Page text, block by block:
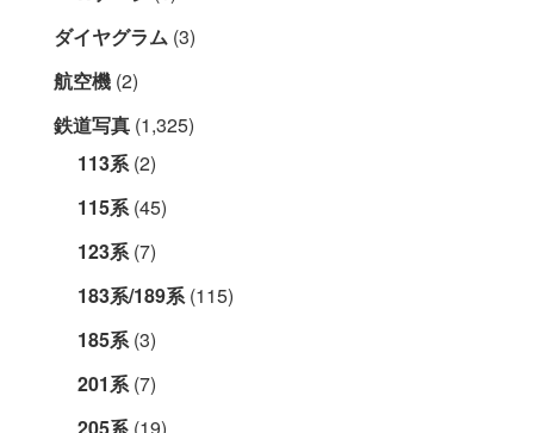
ダイヤグラム (3)
航空機 (2)
鉄道写真 (1,325)
113系(2)
115系(45)
123系(7)
183系/189系(115)
185系(3)
201系(7)
205系(19)